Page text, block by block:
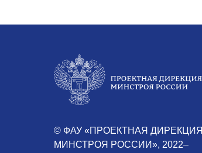
© ФАУ «ПРОЕКТНАЯ ДИРЕКЦИЯ
МИНСТРОЯ РОССИИ», 2022–